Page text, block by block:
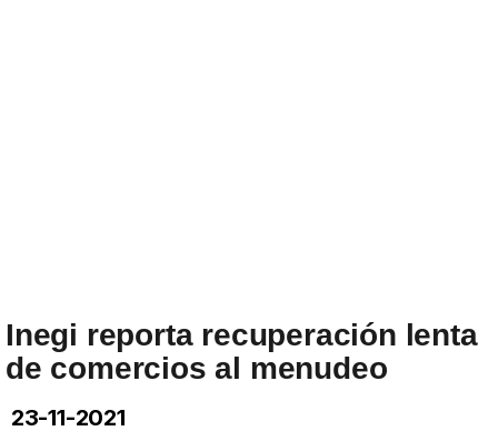
Inegi reporta recuperación lenta
de comercios al menudeo
23-11-2021